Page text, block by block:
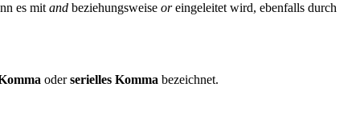
es mitand beziehungsweise oreingeleitet wird, ebenfalls durch
oderserielles Komma bezeichnet.